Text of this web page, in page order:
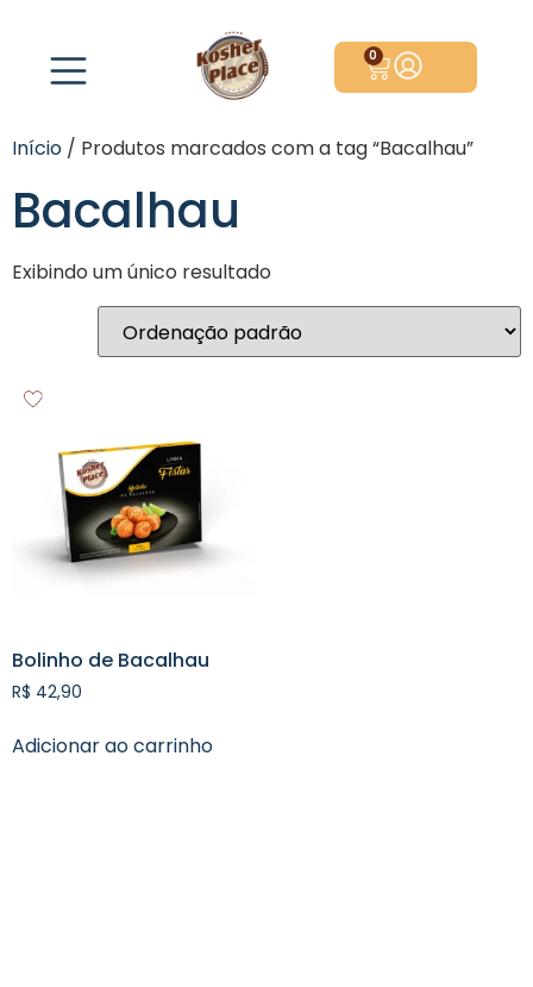
0
Início / Produtos marcados com a tag “Bacalhau”
Bacalhau
Exibindo um único resultado
Bolinho de Bacalhau
R$ 42,90
Adicionar ao carrinho